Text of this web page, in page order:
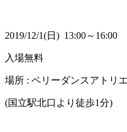
2019/12/1(日) 13:00～16:00
入場無料
場所 : ベリーダンスアトリ
(国立駅北口より徒歩1分)